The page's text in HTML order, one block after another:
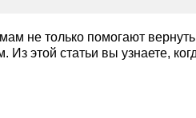
не только помогают
этой статьи вы узнаете,